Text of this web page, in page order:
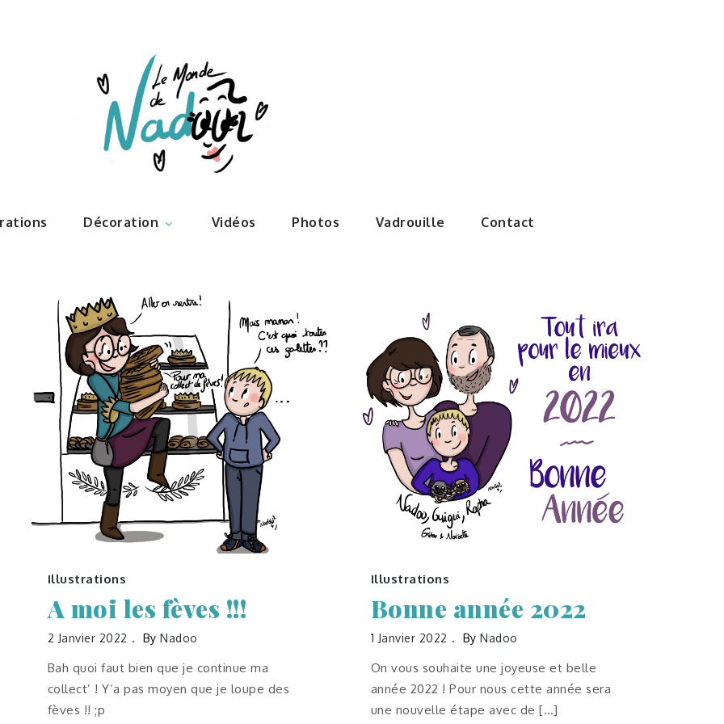
– le monde de
Nadoo
Décoration Vidéos Photos Vadrouille Contact
Illustrations
A moi les fèves !!!
2 Janvier 2022 ByNadoo
Bah quoi faut bien que je continue ma
collect’ ! Y’a pas moyen que je loupe des
fèves !! ;p
Illustrations
Bonne année 2022
1 Janvier 2022 ByNadoo
On vous souhaite une joyeuse et belle
année 2022 ! Pour nous cette année sera
une nouvelle étape avec de […]